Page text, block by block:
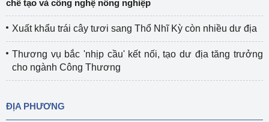
chế tạo và công nghệ nông nghiệp
Xuất khẩu trái cây tươi sang Thổ Nhĩ Kỳ còn nhiều dư địa
Thương vụ bắc 'nhịp cầu' kết nối, tạo dư địa tăng trưởng
cho ngành Công Thương
ĐỊA PHƯƠNG